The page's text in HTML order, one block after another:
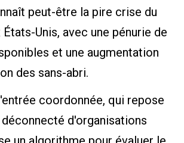
peut-être la pire crise du
Unis, avec une pénurie de
et une augmentation
des sans-abri.
coordonnée, qui repose
déconnecté d'organisations